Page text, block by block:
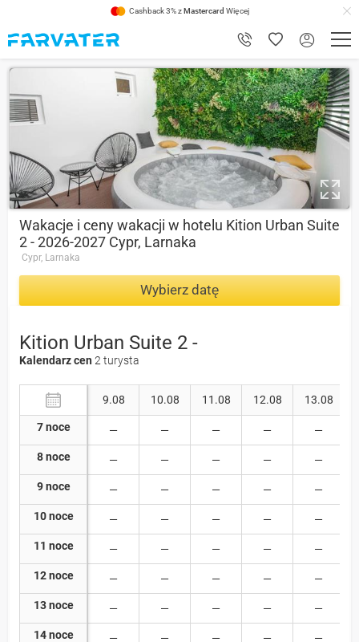
Cashback 3% zMastercard Więcej
9.2
Wakacje i ceny wakacji w hotelu Kition Urban Suite
2 - 2026-2027 Cypr, Larnaka
Cypr, Larnaka
Wybierz datę
Kition Urban Suite 2 -
Kalendarz cen 2 turysta
7 noce
8 noce
9 noce
10 noce
11 noce
12 noce
13 noce
14 noce
9.08 10.08 11.08 12.08 13.08